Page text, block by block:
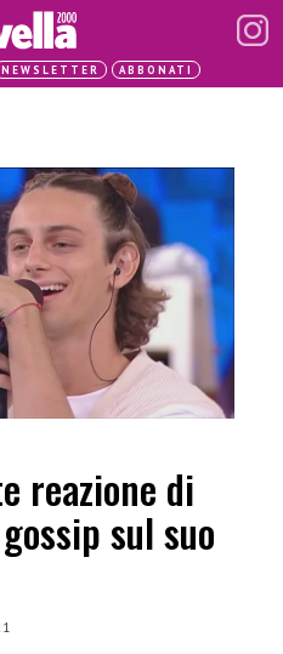
NEWSLETTER ABBONATI
reazione di
sul suo